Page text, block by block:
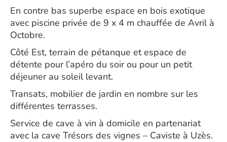
En contre bas superbe espace en bois exotique
avec piscine privée de 9 x 4 m chauffée de Avril à
Octobre.
Côté Est, terrain de pétanque et espace de
détente pour l’apéro du soir ou pour un petit
déjeuner au soleil levant.
Transats, mobilier de jardin en nombre sur les
différentes terrasses.
Service de cave à vin à domicile en partenariat
avec la cave Trésors des vignes – Caviste à Uzès.